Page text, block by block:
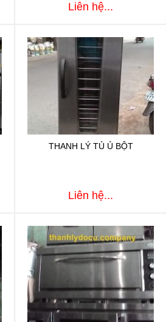
Liên hệ...
THANH LÝ TỦ Ủ BỘT
Liên hệ...